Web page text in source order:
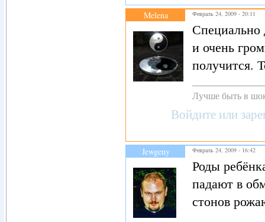
Melena Февраль 24, 2009 - 20:11
и очень
получится.
Лучше быть в
Войдите или
Jewgeny Февраль 24, 2009 - 16:42
Роды
падают в
стонов